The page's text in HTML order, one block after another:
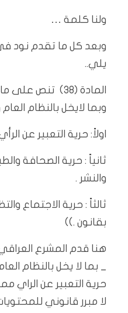
ولنا كلمة …
وبعد كل ما تقدم نود
يلي..
المادة (٣٨) تنص
وبما لايخل بالنظام العام
اولاً: حرية التعبير عن
ثانياً : حرية الصحافة
والنشر .
ثالثاً : حرية الاجتماع
بقانون .))
هنا قدم المشرع
_ بما لا يخل بالنظام
حرية التعبير عن الراي
لا مبرر قانوني